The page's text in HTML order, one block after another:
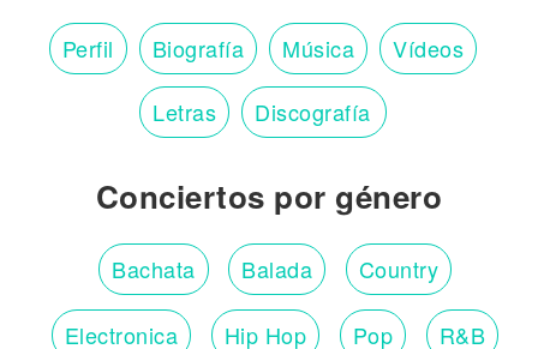
Perfil Biografía Música Vídeos
Letras Discografía
Conciertos por género
Bachata Balada Country
Electronica Hip Hop Pop R&B